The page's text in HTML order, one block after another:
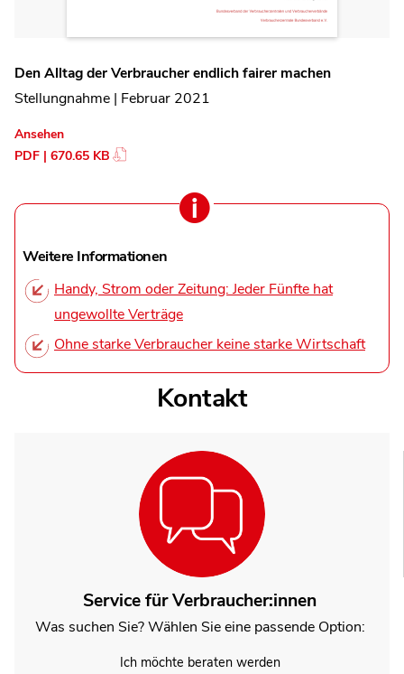
Den Alltag der Verbraucher endlich fairer machen
Stellungnahme | Februar 2021
Ansehen
PDF | 670.65 KB
Weitere Informationen
Handy, Strom oder Zeitung: Jeder Fünfte hat
ungewollte Verträge
Ohne starke Verbraucher keine starke Wirtschaft
Kontakt
Service für Verbraucher:innen
Was suchen Sie? Wählen Sie eine passende Option:
Ich möchte beraten werden